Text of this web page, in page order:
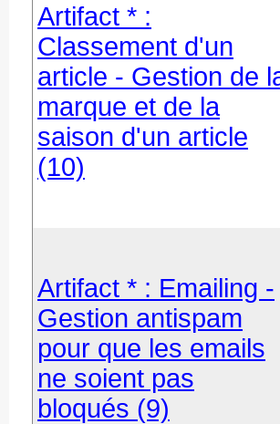
Artifact * :
Classement d'un
article - Gestion de
marque et de la
saison d'un article
(10)
Artifact * : Emailing -
Gestion antispam
pour que les emails
ne soient pas
bloqués (9)